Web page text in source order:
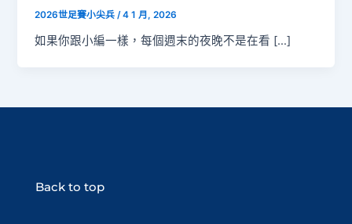
2026世足賽小尖兵/4 1 月, 2026
如果你跟小編一樣，每個週末的夜晚不是在看 […]
Back to top